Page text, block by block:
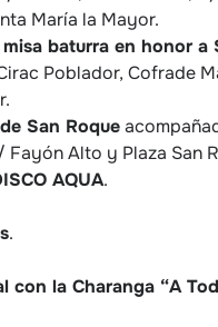
María la Mayor.
baturra en honor a
Poblador, Cofrade
San Roque
Alto y Plaza San
AQUA.
.
con la Charanga “A